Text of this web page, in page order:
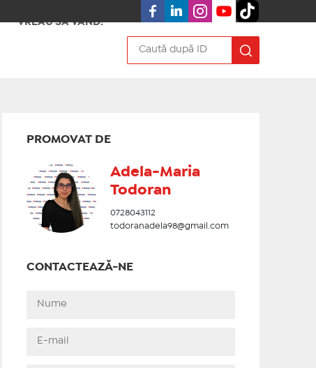
VREAU SA VÂND!
PROMOVAT DE
Adela-Maria
Todoran
0728043112
todoranadela98@gmail.com
CONTACTEAZĂ-NE